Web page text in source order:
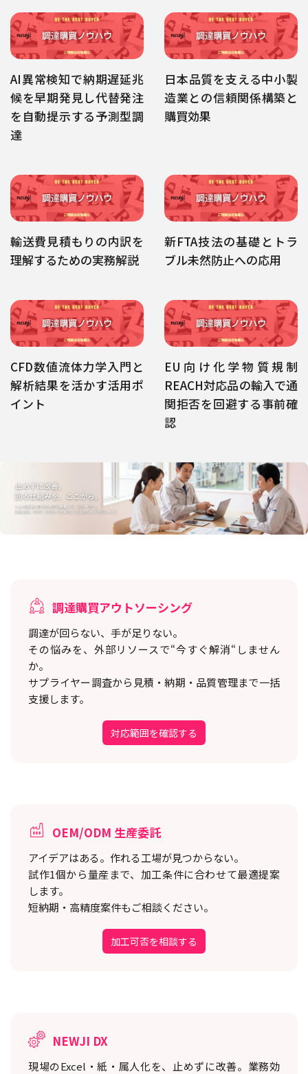
AI異常検知で納期遅延兆
候を早期発見し代替発注
を自動提示する予測型調
達
日本品質を支える中小製
造業との信頼関係構築と
購買効果
輸送費見積もりの内訳を
理解するための実務解説
新FTA技法の基礎とトラ
ブル未然防止への応用
CFD数値流体力学入門と
解析結果を活かす活用ポ
イント
EU向け化学物質規制
REACH対応品の輸入で通
関拒否を回避する事前確
認
調達購買アウトソーシング
調達が回らない、手が足りない。
その悩みを、外部リソースで“今すぐ解消“しません
か。
サプライヤー調査から見積・納期・品質管理まで一括
支援します。
対応範囲を確認する
OEM/ODM 生産委託
アイデアはある。作れる工場が見つからない。
試作1個から量産まで、加工条件に合わせて最適提案
します。
短納期・高精度案件もご相談ください。
加工可否を相談する
NEWJI DX
現場のExcel・紙・属人化を、止めずに改善。 業務効